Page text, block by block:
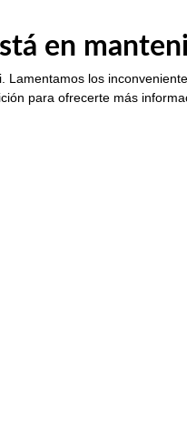
en
Lamentamos los
para ofrecerte más